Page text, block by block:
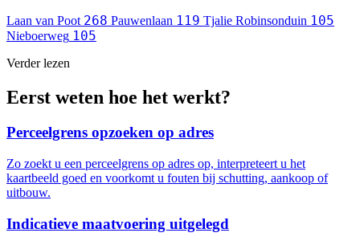
Laan van Poot 268 Pauwenlaan 119 Tjalie Robinsonduin 105
Nieboerweg 105
Verder lezen
Eerst weten hoe het werkt?
Perceelgrens opzoeken op adres
Zo zoekt u een perceelgrens op adres op, interpreteert u het
kaartbeeld goed en voorkomt u fouten bij schutting, aankoop of
uitbouw.
Indicatieve maatvoering uitgelegd